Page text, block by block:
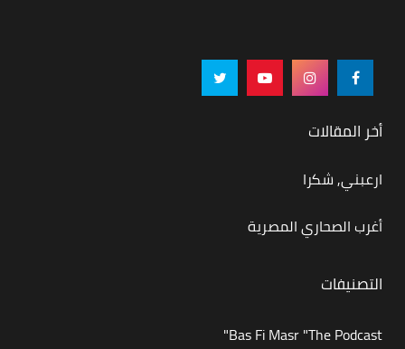
أخر المقالات
ارعبني, شكرا
أغرب الصحاري المصرية
التصنيفات
Bas Fi Masr "The Podcast"